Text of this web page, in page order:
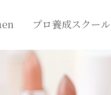
プロ養成スクール